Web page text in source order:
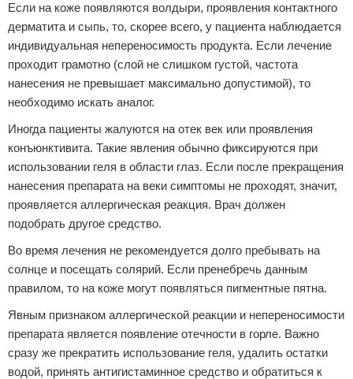
Если на коже появляются волдыри, проявления контактного
дерматита и сыпь, то, скорее всего, у пациента наблюдается
индивидуальная непереносимость продукта. Если лечение
проходит грамотно (слой не слишком густой, частота
нанесения не превышает максимально допустимой), то
необходимо искать аналог.
Иногда пациенты жалуются на отек век или проявления
конъюнктивита. Такие явления обычно фиксируются при
использовании геля в области глаз. Если после прекращения
нанесения препарата на веки симптомы не проходят, значит,
проявляется аллергическая реакция. Врач должен
подобрать другое средство.
Во время лечения не рекомендуется долго пребывать на
солнце и посещать солярий. Если пренебречь данным
правилом, то на коже могут появляться пигментные пятна.
Явным признаком аллергической реакции и непереносимости
препарата является появление отечности в горле. Важно
сразу же прекратить использование геля, удалить остатки
водой, принять антигистаминное средство и обратиться к